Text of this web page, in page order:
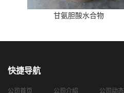
甘氨胆酸水合物
快捷导航
公司首页 公司介绍 公司动态